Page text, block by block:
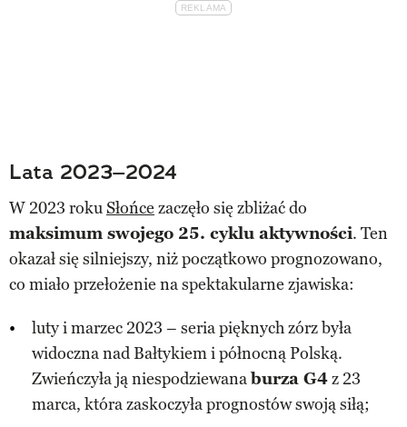
Lata 2023–2024
W 2023 rokuSłońce zaczęło się zbliżać do
maksimum swojego 25. cyklu aktywności. Ten
okazał się silniejszy, niż początkowo prognozowano,
co miało przełożenie na spektakularne zjawiska:
luty i marzec 2023 – seria pięknych zórz była
widoczna nad Bałtykiem i północną Polską.
Zwieńczyła ją niespodziewanaburza G4z 23
marca, która zaskoczyła prognostów swoją siłą;